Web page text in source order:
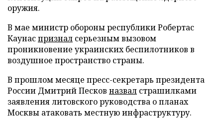
оружия.
В мае министр обороны республики Робертас
Каунаспризнал серьезным вызовом
проникновение украинских беспилотников в
воздушное пространство страны.
В прошлом месяце пресс-секретарь президента
России Дмитрий Песков назвал страшилками
заявления литовского руководства о планах
Москвы атаковать местную инфраструктуру.